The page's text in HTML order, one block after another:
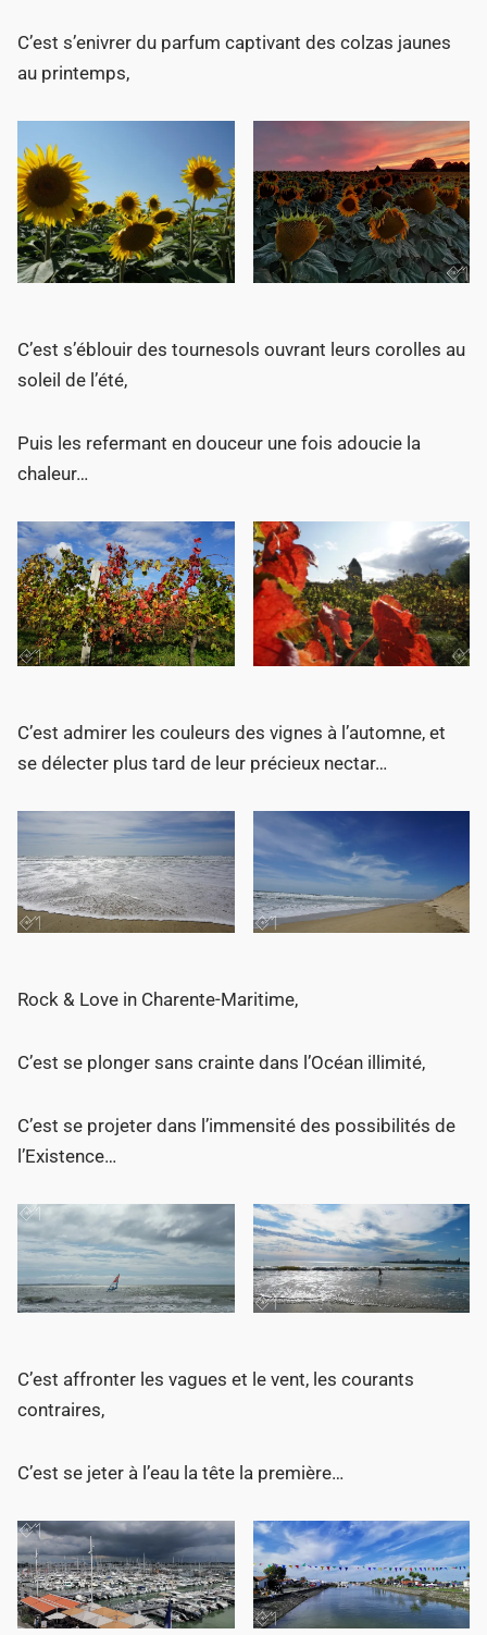
C’est s’enivrer du parfum captivant des colzas jaunes
au printemps,
C’est s’éblouir des tournesols ouvrant leurs corolles au
soleil de l’été,
Puis les refermant en douceur une fois adoucie la
chaleur…
C’est admirer les couleurs des vignes à l’automne, et
se délecter plus tard de leur précieux nectar…
Rock & Love in Charente-Maritime,
C’est se plonger sans crainte dans l’Océan illimité,
C’est se projeter dans l’immensité des possibilités de
l’Existence…
C’est affronter les vagues et le vent, les courants
contraires,
C’est se jeter à l’eau la tête la première…